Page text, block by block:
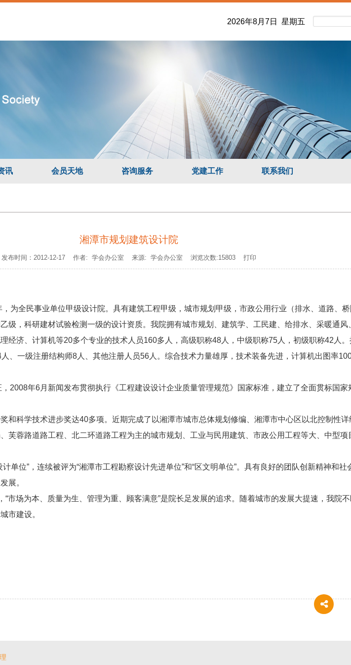
2026年8月7日 星期五
讯 会员天地 咨询服务 党建工作 联系我们
湘潭市规划建筑设计院
发布时间：2012-12-17 作者: 学会办公室 来源: 学会办公室 浏览次数:15803 打印
为全民事业单位甲级设计院。具有建筑工程甲级，城市规划甲级，市政公用行业（排水、道路、
级，科研建材试验检测一级的设计资质。我院拥有城市规划、建筑学、工民建、给排水、采暖通风
经济、计算机等20多个专业的技术人员160多人，高级职称48人，中级职称75人，初级职称42人
、一级注册结构师8人、其他注册人员56人。综合技术力量雄厚，技术装备先进，计算机出图率
2008年6月新闻发布贯彻执行《工程建设设计企业质量管理规范》国家标准，建立了全面贯标国家
和科学技术进步奖达40多项。近期完成了以湘潭市城市总体规划修编、湘潭市中心区以北控制性详
芙蓉路道路工程、北二环道路工程为主的城市规划、工业与民用建筑、市政公用工程等大、中型项
单位”，连续被评为“湘潭市工程勘察设计先进单位”和“区文明单位”。具有良好的团队创新精神和社
展。
“市场为本、质量为生、管理为重、顾客满意”是院长足发展的追求。随着城市的发展大提速，我院
市建设。